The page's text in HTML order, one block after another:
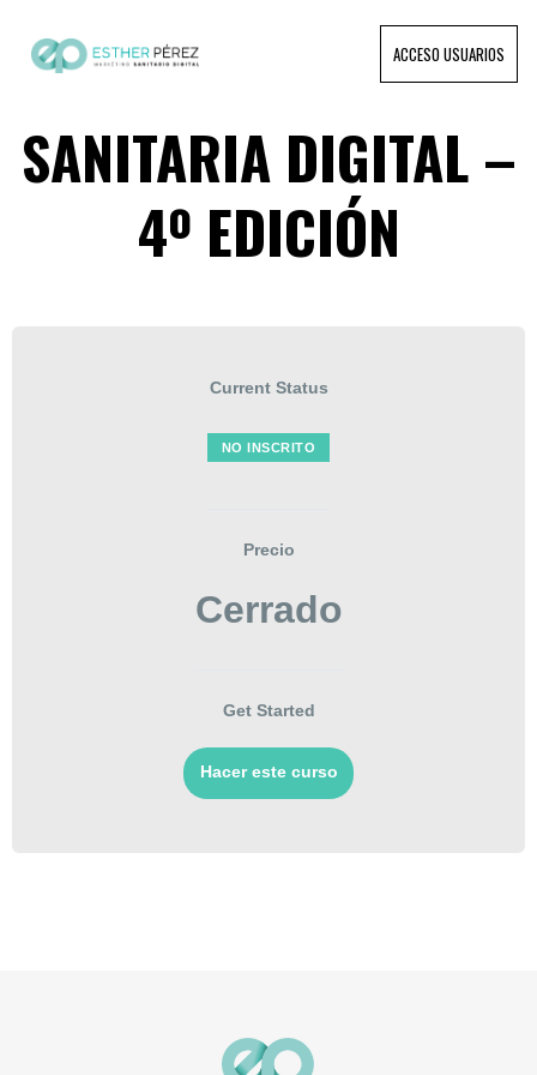
ACCESO USUARIOS
SANITARIA DIGITAL –
4º EDICIÓN
Current Status
NO INSCRITO
Precio
Cerrado
Get Started
Hacer este curso